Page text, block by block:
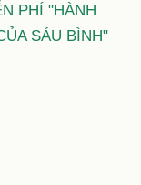
PHÍ "HÀNH
SÁU BÌNH"